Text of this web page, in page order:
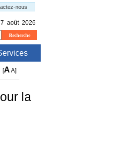
[A A]
la